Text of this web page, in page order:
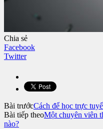
Chia sẻ
Facebook
Twitter
Bài trướcCách để học trực
Bài tiếp theoMột chuyên viên
nào?